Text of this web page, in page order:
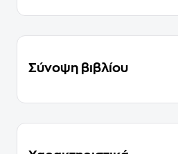
Σύνοψη βιβλίου